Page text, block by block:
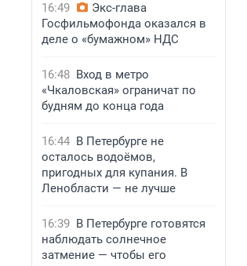
16:49
Экс-глава
Госфильмофонда оказался в
деле о «бумажном» НДС
16:48 Вход в метро
«Чкаловская» ограничат по
будням до конца года
16:44 В Петербурге не
осталось водоёмов,
пригодных для купания. В
Ленобласти — не лучше
16:39 В Петербурге готовятся
наблюдать солнечное
затмение — чтобы его